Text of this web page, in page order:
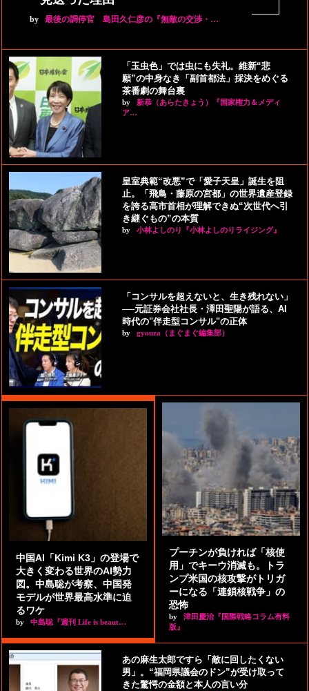
by 最後の調停官 島田久仁彦の『無敵の交渉・…
「玉虫色」では虫にも失礼。維新“悲
願”の中身なき「副首都法」採決をめぐる
茶番劇の舞台裏
by
新恭（あらたきょう）『国家権力＆メディ
ア…
皇室典範“改悪”で「愛子天皇」誕生を阻
止。「飛鳥・藤原の宮都」の世界遺産登録
を誇る高市首相が理解できぬ“次世代へ引
き継ぐもの”の本質
by 小林よしのり『小林よしのりライジング』
「コンサルを超えないと、生き残れない」
──元証券会社社長・澤田聖陽が語る、AI
時代の"伴走型コンサル"の正体
by gyouza（まぐまぐ編集部）
中国AI「Kimi K3」の登場で
大きく変わる世界のAI勢力
図。中島聡が考察、中国発
モデルが世界最高水準に迫
るワケ
by 中島聡『週刊 Life is beaut…
プーチンが負ければ「核使
用」でキーウ消滅も。トラ
ンプ米国の核攻撃がトリガ
ーになる「連鎖核戦争」の
恐怖
by
津田慶治『国際戦略コラム有料
版』
あの麻生太郎ですら「敵に回したくない
男」。“福岡県議会のドン”が受け取って
きた驚愕の金額と本人の言い分